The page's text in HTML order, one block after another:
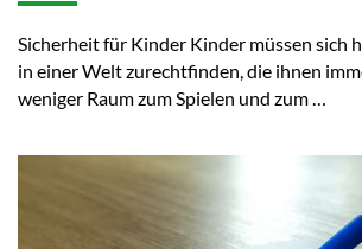
Sicherheit für Kinder Kinder müssen sich
in einer Welt zurechtfinden, die ihnen
weniger Raum zum Spielen und zum …